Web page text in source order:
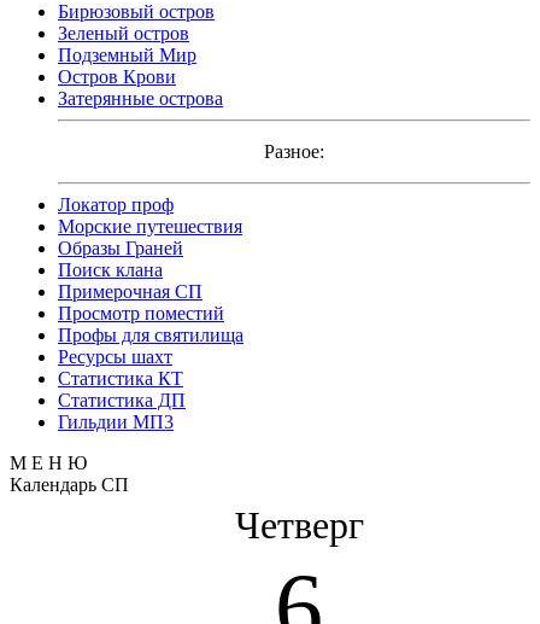
Бирюзовый остров
Зеленый остров
Подземный Мир
Остров Крови
Затерянные острова
Разное:
Локатор проф
Морские путешествия
Образы Граней
Поиск клана
Примерочная СП
Просмотр поместий
Профы для святилища
Ресурсы шахт
Статистика КТ
Статистика ДП
Гильдии МП3
М Е Н Ю
Календарь СП
Четверг